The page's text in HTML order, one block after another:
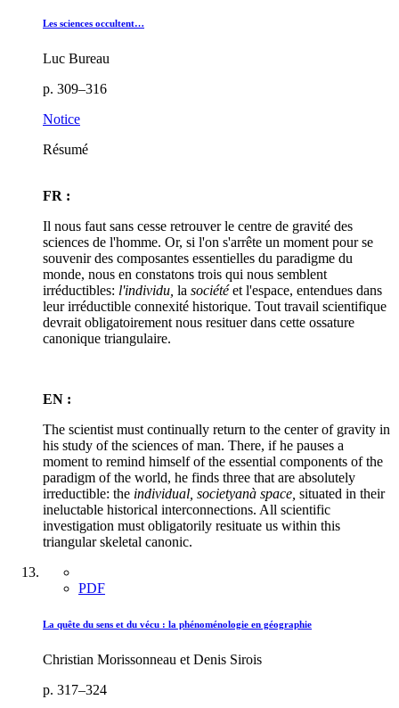
Les sciences occultent…
Luc Bureau
p. 309–316
Notice
Résumé
FR :
Il nous faut sans cesse retrouver le centre de gravité des
sciences de l'homme. Or, si l'on s'arrête un moment pour se
souvenir des composantes essentielles du paradigme du
monde, nous en constatons trois qui nous semblent
irréductibles: l'individu, la sociétéet l'espace, entendues dans
leur irréductible connexité historique. Tout travail scientifique
devrait obligatoirement nous resituer dans cette ossature
canonique triangulaire.
EN :
The scientist must continually return to the center of gravity in
his study of the sciences of man. There, if he pauses a
moment to remind himself of the essential components of the
paradigm of the world, he finds three that are absolutely
irreductible: the individual, societyanà space, situated in their
ineluctable historical interconnections. All scientific
investigation must obligatorily resituate us within this
triangular skeletal canonic.
PDF
La quête du sens et du vécu : la phénoménologie en géographie
Christian Morissonneau et Denis Sirois
p. 317–324